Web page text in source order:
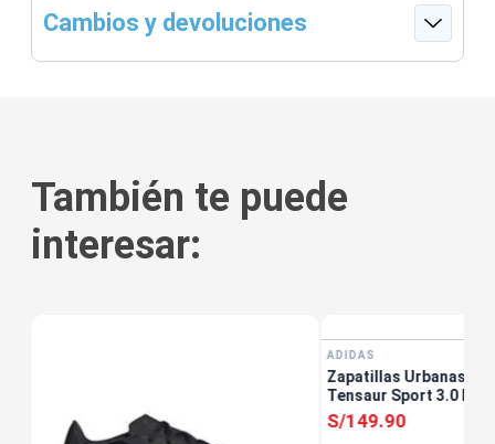
Cambios y devoluciones
También te puede
interesar:
ADIDAS
Zapatillas Urbanas
Tensaur Sport 3.0
S/149.90